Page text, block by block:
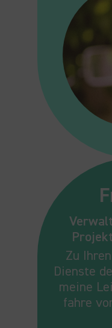
Zu
Dienste
meine
fahre